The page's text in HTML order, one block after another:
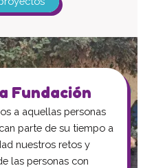
Fundación
a aquellas personas
parte de su tiempo a
nuestros retos y
las personas con